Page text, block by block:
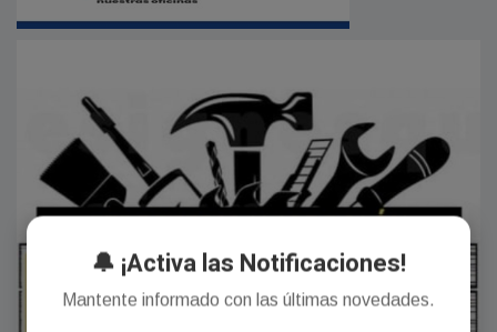
🔔 ¡Activa las Notificaciones!
Mantente informado con las últimas novedades.